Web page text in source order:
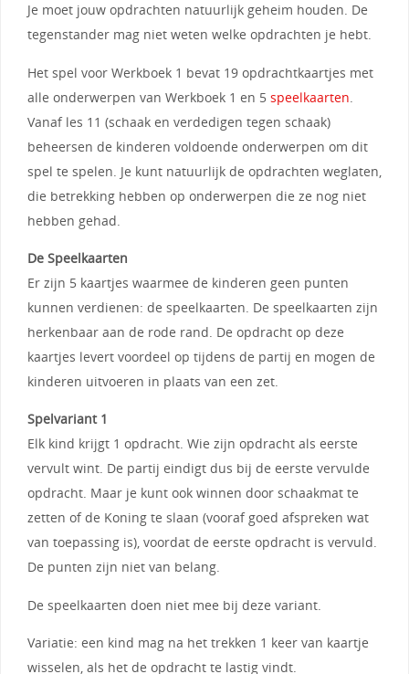
Je moet jouw opdrachten natuurlijk geheim houden. De
tegenstander mag niet weten welke opdrachten je hebt.
Het spel voor Werkboek 1 bevat 19 opdrachtkaartjes met
alle onderwerpen van Werkboek 1 en 5 speelkaarten
Vanaf les 11 (schaak en verdedigen tegen schaak)
beheersen de kinderen voldoende onderwerpen om dit
spel te spelen. Je kunt natuurlijk de opdrachten weglaten,
die betrekking hebben op onderwerpen die ze nog niet
hebben gehad.
De Speelkaarten
Er zijn 5 kaartjes waarmee de kinderen geen punten
kunnen verdienen: de speelkaarten. De speelkaarten zijn
herkenbaar aan de rode rand. De opdracht op deze
kaartjes levert voordeel op tijdens de partij en mogen de
kinderen uitvoeren in plaats van een zet.
Spelvariant 1
Elk kind krijgt 1 opdracht. Wie zijn opdracht als eerste
vervult wint. De partij eindigt dus bij de eerste vervulde
opdracht. Maar je kunt ook winnen door schaakmat te
zetten of de Koning te slaan (vooraf goed afspreken wat
van toepassing is), voordat de eerste opdracht is vervuld.
De punten zijn niet van belang.
De speelkaarten doen niet mee bij deze variant.
Variatie: een kind mag na het trekken 1 keer van kaartje
wisselen, als het de opdracht te lastig vindt.